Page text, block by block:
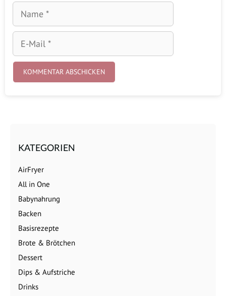
Name
Mail
KATEGORIEN
AirFryer
All in One
Babynahrung
Backen
Basisrezepte
Brote & Brötchen
Dessert
Dips & Aufstriche
Drinks